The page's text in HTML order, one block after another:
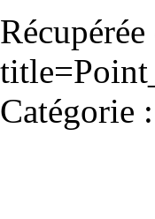
Récupérée
Catégorie :